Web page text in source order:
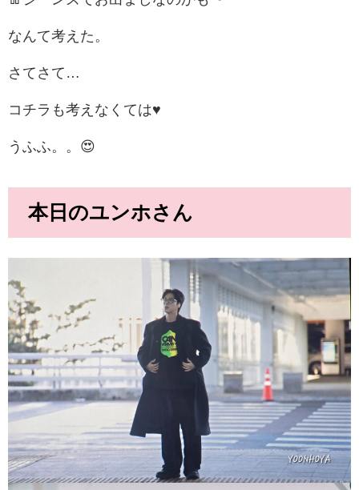
なんて考えた。
さてさて…
コチラも考えなくては♥
うふふ。。😍
本日のユンホさん